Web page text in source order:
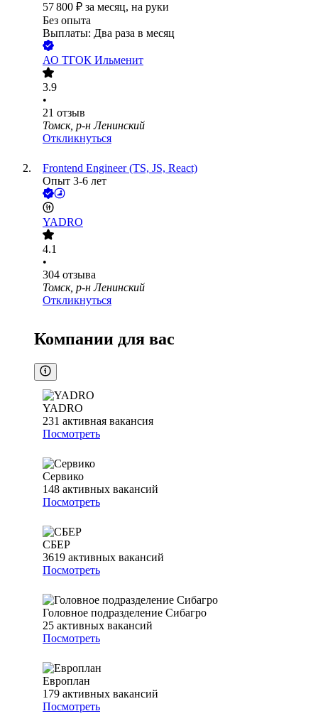
57 800 ₽ за месяц, на руки
Без опыта
Выплаты: Два раза в месяц
АО ТГОК Ильменит
3.9
•
21 отзыв
Томск, р-н Ленинский
Откликнуться
Frontend Engineer (TS, JS, React)
Опыт 3-6 лет
YADRO
4.1
•
304 отзыва
Томск, р-н Ленинский
Откликнуться
Компании для вас
YADRO
231 активная вакансия
Посмотреть
Сервико
148 активных вакансий
Посмотреть
СБЕР
3619 активных вакансий
Посмотреть
Головное подразделение Сибагро
25 активных вакансий
Посмотреть
Европлан
179 активных вакансий
Посмотреть